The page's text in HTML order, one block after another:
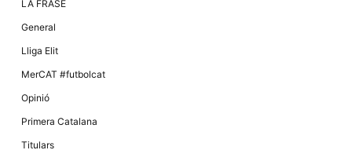
LA FRASE
General
Lliga Elit
MerCAT #futbolcat
Opinió
Primera Catalana
Titulars